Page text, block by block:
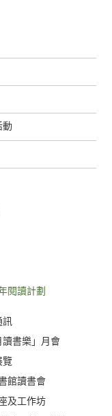
動
閱讀計劃
訊
讀書樂」月會
覽
館讀書會
及工作坊